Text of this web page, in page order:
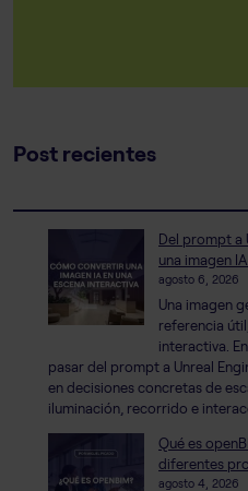
Post recientes
Del prompt a
una imagen
agosto 6, 2026
Una imagen
referencia
interactiva.
pasar del prompt a Unreal
en decisiones concretas de
iluminación, recorrido e
Qué es
diferentes
agosto 4, 2026